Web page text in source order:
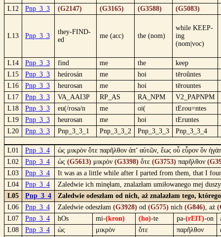
L12 Pnp_3_3 (G2147) (G3165) (G3588) (G5083)
L13 Pnp_3_3
they-FIND-
ed
me (acc) the (nom)
while KEEP-
ing
(nom|voc)
L14 Pnp_3_3 find me the
keep
L15
Pnp_3_3 heúrosán me hoi
tēroûntes
L16
Pnp_3_3 heurosan me hoi
tērountes
L17
Pnp_3_3 VA_AAI3P RP_AS RA_NPM
V2_PAPNPM
L18
Pnp_3_3 eu(/rosa/n me oi(
tErou=ntes
L19
Pnp_3_3 heurosan me hoi
tEruntes
L20
Pnp_3_3 Pnp_3_3_1 Pnp_3_3_2 Pnp_3_3_3 Pnp_3_3_4
L01 Pnp_3_4
ὡς μικρὸν ὅτε παρῆλθον ἀπ’ αὐτῶν, ἕως οὗ εὗρον ὃν
L02
Pnp_3_4 ὡς (G5613) μικρὸν (G3398) ὅτε (G3753) παρῆλθον
L03
Pnp_3_4
It was as a little while after I parted from them, that I
L04
Pnp_3_4
Zaledwie ich minęłam, znalazłam umiłowanego mej
L05
Pnp_3_4
Zaledwie odeszłam od nich, aż znalazłam tego,
L06
Pnp_3_4 Zaledwie odeszłam (G3928) od (G575) nich (G846), aż
L07
Pnp_3_4 hOs mi-(kron) (ho)-te pa-(rElT)-on
L08
Pnp_3_4 ὡς μικρὸν ὅτε παρῆλθον